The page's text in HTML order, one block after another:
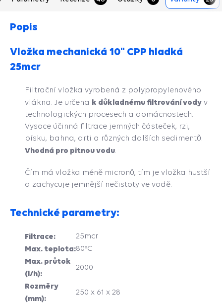
Popis
Vložka mechanická 10" CPP hladká
25mcr
Filtrační vložka vyrobená z polypropylenového
vlákna. Je určena k důkladnému filtrování vody v
technologických procesech a domácnostech.
Vysoce účinná filtrace jemných částeček, rzi,
písku, bahna, drti a různých dalších sedimentů.
Vhodná pro pitnou vodu
Čím má vložka méně micronů, tím je vložka hustší
a zachycuje jemnější nečistoty ve vodě.
Technické parametry:
Filtrace: 25mcr
Max. teplota:80°C
Max. průtok
(l/h):
2000
Rozměry
(mm):
250 x 61 x 28